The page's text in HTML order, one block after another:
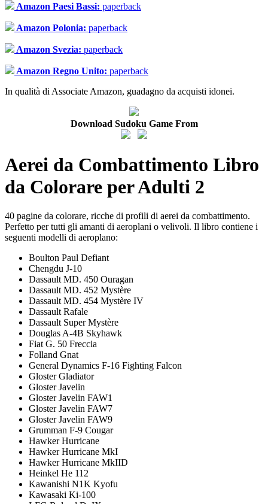
Amazon Paesi Bassi: paperback
Amazon Polonia: paperback
Amazon Svezia: paperback
Amazon Regno Unito: paperback
In qualità di Associate Amazon, guadagno da acquisti idonei.
Download Sudoku Game From
Aerei da Combattimento Libro
da Colorare per Adulti 2
40 pagine da colorare, ricche di profili di aerei da combattimento.
Perfetto per tutti gli amanti di aeroplani o velivoli. Il libro contiene i
seguenti modelli di aeroplano:
Boulton Paul Defiant
Chengdu J-10
Dassault MD. 450 Ouragan
Dassault MD. 452 Mystère
Dassault MD. 454 Mystère IV
Dassault Rafale
Dassault Super Mystère
Douglas A-4B Skyhawk
Fiat G. 50 Freccia
Folland Gnat
General Dynamics F-16 Fighting Falcon
Gloster Gladiator
Gloster Javelin
Gloster Javelin FAW1
Gloster Javelin FAW7
Gloster Javelin FAW9
Grumman F-9 Cougar
Hawker Hurricane
Hawker Hurricane MkI
Hawker Hurricane MkIID
Heinkel He 112
Kawanishi N1K Kyofu
Kawasaki Ki-100